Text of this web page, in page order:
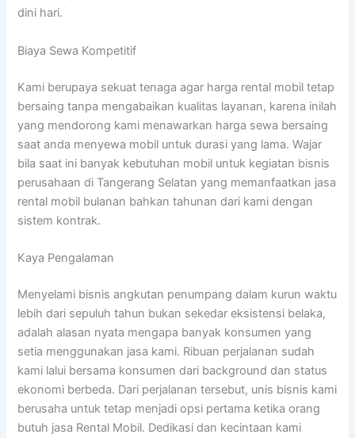
dini hari.
Biaya Sewa Kompetitif
Kami berupaya sekuat tenaga agar harga rental mobil tetap
bersaing tanpa mengabaikan kualitas layanan, karena inilah
yang mendorong kami menawarkan harga sewa bersaing
saat anda menyewa mobil untuk durasi yang lama. Wajar
bila saat ini banyak kebutuhan mobil untuk kegiatan bisnis
perusahaan di Tangerang Selatan yang memanfaatkan jasa
rental mobil bulanan bahkan tahunan dari kami dengan
sistem kontrak.
Kaya Pengalaman
Menyelami bisnis angkutan penumpang dalam kurun waktu
lebih dari sepuluh tahun bukan sekedar eksistensi belaka,
adalah alasan nyata mengapa banyak konsumen yang
setia menggunakan jasa kami. Ribuan perjalanan sudah
kami lalui bersama konsumen dari background dan status
ekonomi berbeda. Dari perjalanan tersebut, unis bisnis kami
berusaha untuk tetap menjadi opsi pertama ketika orang
butuh jasa Rental Mobil. Dedikasi dan kecintaan kami